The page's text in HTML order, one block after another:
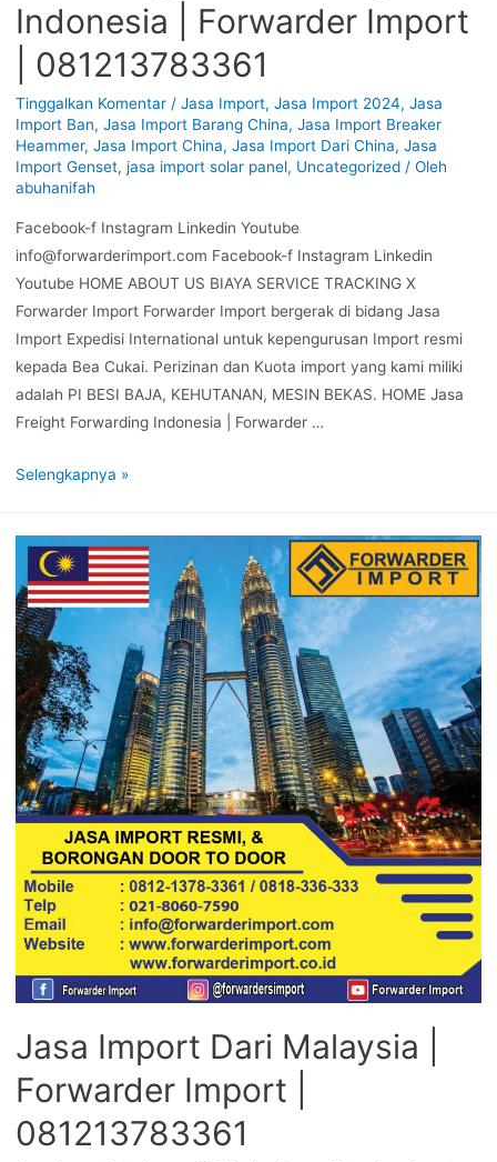
Indonesia | Forwarder Import
| 081213783361
Tinggalkan Komentar / Jasa Import, Jasa Import 2024, Jasa
Import Ban, Jasa Import Barang China, Jasa Import Breaker
Heammer, Jasa Import China, Jasa Import Dari China, Jasa
Import Genset, jasa import solar panel, Uncategorized/ Oleh
abuhanifah
Facebook-f Instagram Linkedin Youtube
info@forwarderimport.com Facebook-f Instagram Linkedin
Youtube HOME ABOUT US BIAYA SERVICE TRACKING X
Forwarder Import Forwarder Import bergerak di bidang Jasa
Import Expedisi International untuk kepengurusan Import resmi
kepada Bea Cukai. Perizinan dan Kuota import yang kami miliki
adalah PI BESI BAJA, KEHUTANAN, MESIN BEKAS. HOME Jasa
Freight Forwarding Indonesia | Forwarder …
Selengkapnya »
Jasa Import Dari Malaysia |
Forwarder Import |
081213783361